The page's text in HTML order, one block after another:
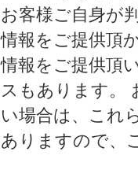
お客様ご自身が
情報をご提供頂
情報をご提供頂
スもあります。
い場合は、これ
ありますので、